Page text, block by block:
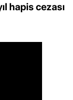
hapis cezası